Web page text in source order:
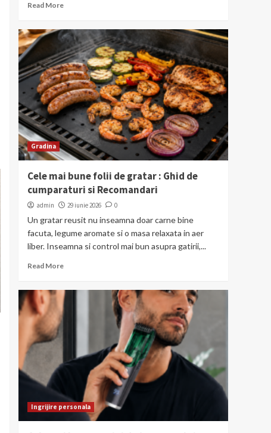
Read More
Gradina
Cele mai bune folii de gratar : Ghid de
cumparaturi si Recomandari
admin 29 iunie 2026 0
Un gratar reusit nu inseamna doar carne bine
facuta, legume aromate si o masa relaxata in aer
liber. Inseamna si control mai bun asupra gatirii,...
Read More
Ingrijire personala